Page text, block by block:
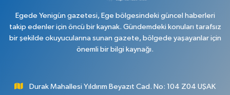
Egede Yenigün gazetesi, Ege bölgesindeki güncel haberleri
takip edenler için öncü bir kaynak. Gündemdeki konuları tarafsız
bir şekilde okuyucularına sunan gazete, bölgede yaşayanlar için
önemli bir bilgi kaynağı.
Durak Mahallesi Yıldırım Beyazıt Cad. No: 104 Z04 UŞAK